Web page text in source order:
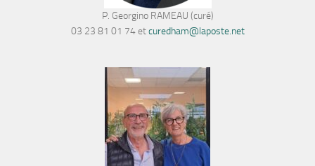
P. Georgino RAMEAU (curé)
03 23 81 01 74 etcuredham@laposte.net